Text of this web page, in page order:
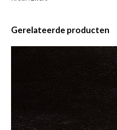
Gerelateerde producten